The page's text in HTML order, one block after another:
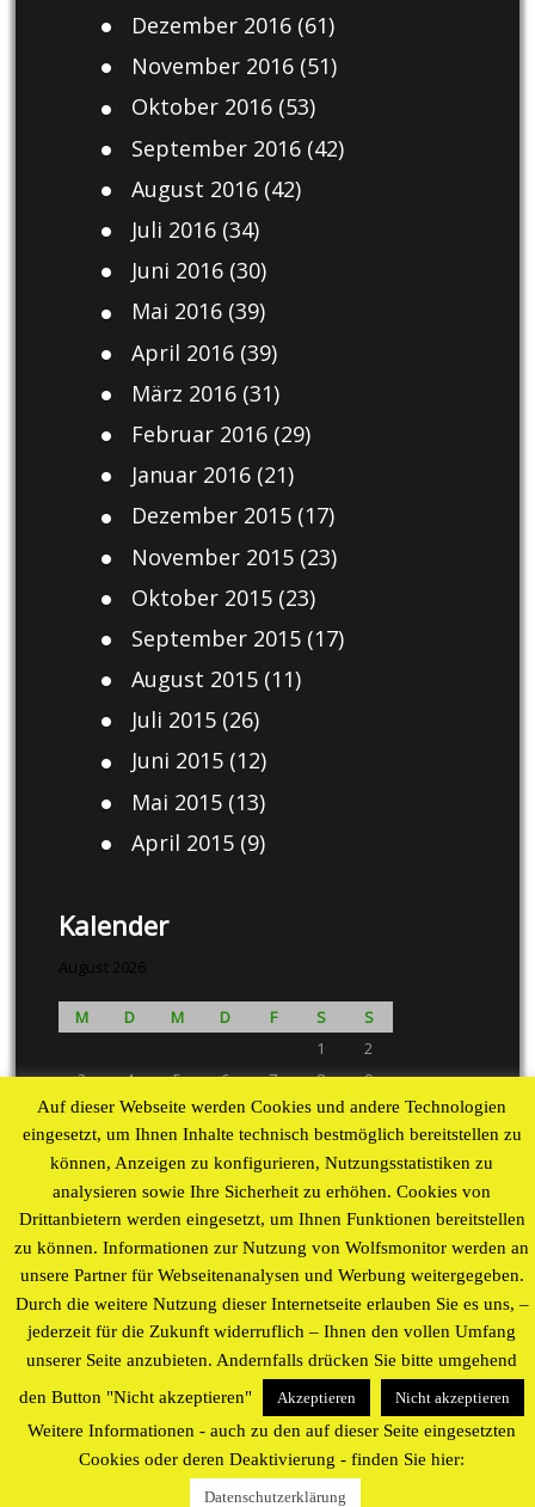
Dezember 2016(61)
November 2016(51)
Oktober 2016(53)
September 2016(42)
August 2016(42)
Juli 2016(34)
Juni 2016(30)
Mai 2016(39)
April 2016(39)
März 2016(31)
Februar 2016(29)
Januar 2016(21)
Dezember 2015(17)
November 2015(23)
Oktober 2015(23)
September 2015(17)
August 2015(11)
Juli 2015(26)
Juni 2015(12)
Mai 2015(13)
April 2015(9)
Kalender
August 2026
M D M D F S
S
1
2
3
4 5 6 7 8
9
10
11 12 13 14 15
16
17
18 19 20 21 22
23
24
25 26 27 28 29
30
31
« Aug
Proudly powered by WordPresstheme by WP Blogs
Auf dieser Webseite werden Cookies und andere Technologien
eingesetzt, um Ihnen Inhalte technisch bestmöglich bereitstellen zu
können, Anzeigen zu konfigurieren, Nutzungsstatistiken zu
analysieren sowie Ihre Sicherheit zu erhöhen. Cookies von
Drittanbietern werden eingesetzt, um Ihnen Funktionen bereitstellen
zu können. Informationen zur Nutzung von Wolfsmonitor werden an
unsere Partner für Webseitenanalysen und Werbung weitergegeben.
Durch die weitere Nutzung dieser Internetseite erlauben Sie es uns, –
jederzeit für die Zukunft widerruflich – Ihnen den vollen Umfang
unserer Seite anzubieten. Andernfalls drücken Sie bitte umgehend
den Button "Nicht akzeptieren"
Akzeptieren Nicht akzeptieren
Weitere Informationen - auch zu den auf dieser Seite eingesetzten
Cookies oder deren Deaktivierung - finden Sie hier:
Datenschutzerklärung